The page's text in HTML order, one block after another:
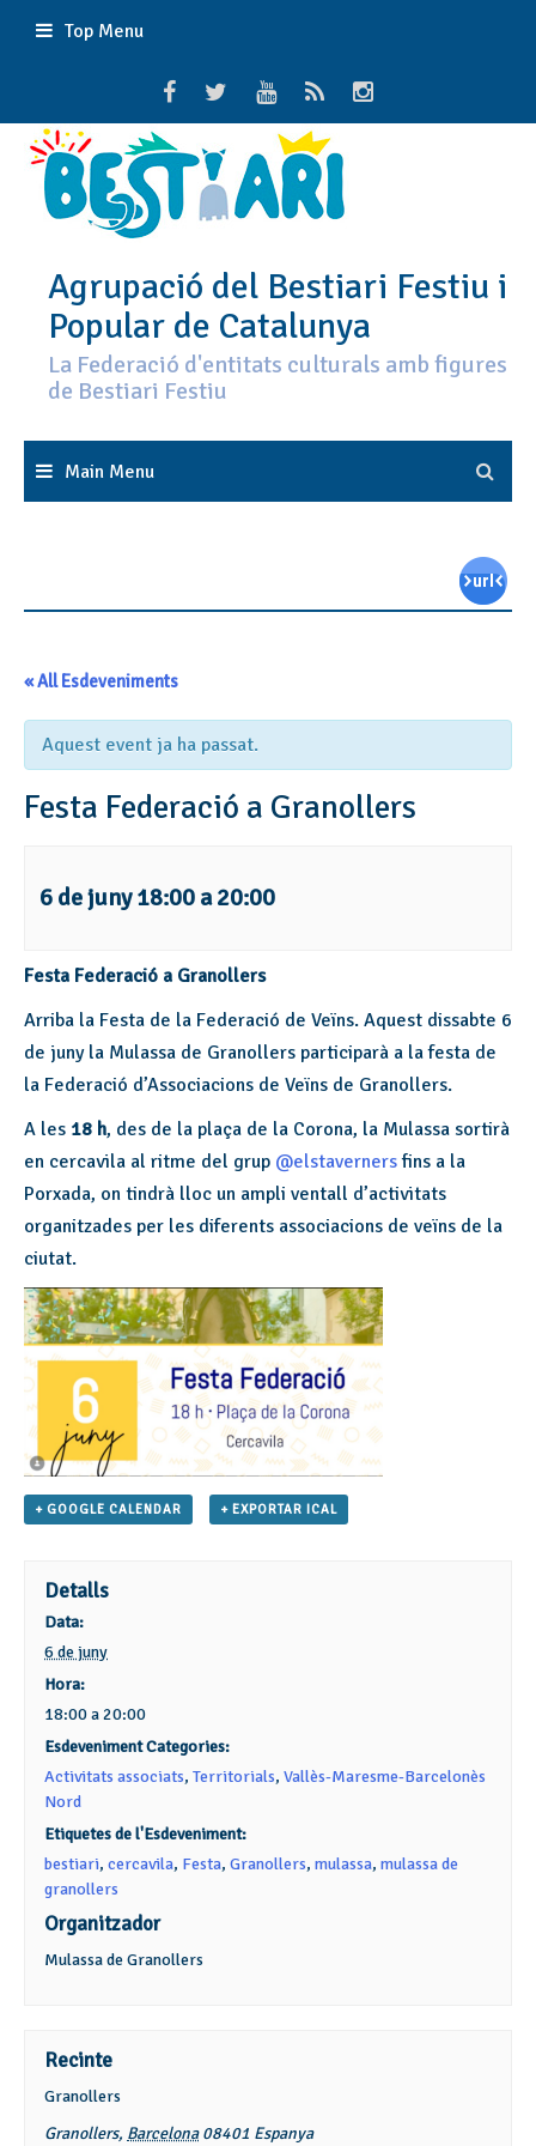
Top Menu
Agrupació del Bestiari Festiu i
Popular de Catalunya
La Federació d'entitats culturals amb figures
de Bestiari Festiu
Main Menu
« All Esdeveniments
Aquest event ja ha passat.
Festa Federació a Granollers
6 de juny 18:00 a20:00
Festa Federació a Granollers
Arriba la Festa de la Federació de Veïns. Aquest dissabte 6
de juny la Mulassa de Granollers participarà a la festa de
la Federació d’Associacions de Veïns de Granollers.
A les 18 h, des de la plaça de la Corona, la Mulassa sortirà
en cercavila al ritme del grup @elstavernersfins a la
Porxada, on tindrà lloc un ampli ventall d’activitats
organitzades per les diferents associacions de veïns de la
ciutat.
+ GOOGLE CALENDAR + EXPORTAR ICAL
Detalls
Data:
6 de juny
Hora:
18:00 a 20:00
Esdeveniment Categories:
Activitats associats,Territorials,Vallès-Maresme-Barcelonès
Nord
Etiquetes de l'Esdeveniment:
bestiari,cercavila, Festa,Granollers,mulassa,mulassa de
granollers
Organitzador
Mulassa de Granollers
Recinte
Granollers
Granollers, Barcelona 08401 Espanya